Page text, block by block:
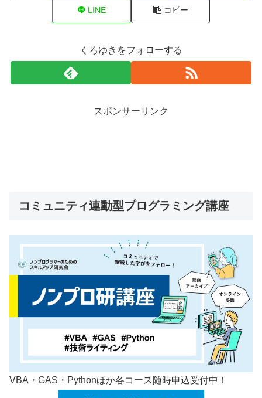
LINE コピー
くろゆきをフォローする
スポンサーリンク
コミュニティ連動型プログラミング講座
VBA・GAS・Pythonほか各コース随時申込受付中！